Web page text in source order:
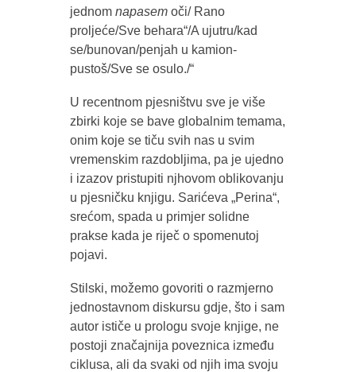
jednom napasemoči/ Rano
proljeće/Sve behara“/A ujutru/kad
se/bunovan/penjah u kamion-
pustoš/Sve se osulo./“
U recentnom pjesništvu sve je više
zbirki koje se bave globalnim temama,
onim koje se tiču svih nas u svim
vremenskim razdobljima, pa je ujedno
i izazov pristupiti njhovom oblikovanju
u pjesničku knjigu. Sarićeva „Perina“,
srećom, spada u primjer solidne
prakse kada je riječ o spomenutoj
pojavi.
Stilski, možemo govoriti o razmjerno
jednostavnom diskursu gdje, što i sam
autor ističe u prologu svoje knjige, ne
postoji značajnija poveznica između
ciklusa, ali da svaki od njih ima svoju